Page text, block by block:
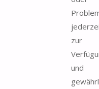
zur
und